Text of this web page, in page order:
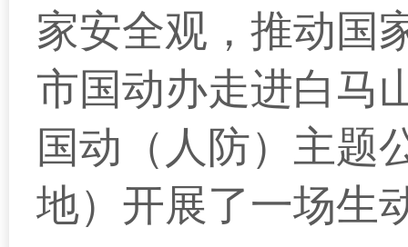
家安全观，推动国
市国动办走进白马
国动（人防）主题
地）开展了一场生